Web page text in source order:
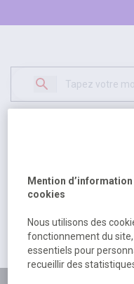
excuser
Retour
Mention
cookies
Nous utilisons des
fonctionnement du
essentiels pour
recueillir des